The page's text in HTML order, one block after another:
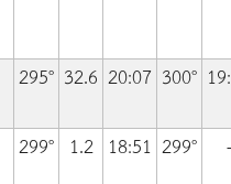
295° 32.6 20:07 300°
299° 1.2 18:51 299°
-